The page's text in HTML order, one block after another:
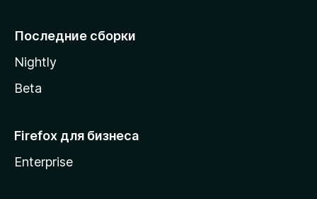
lПоследние сборки
Nightly
Beta
Firefox для бизнеса
Enterprise